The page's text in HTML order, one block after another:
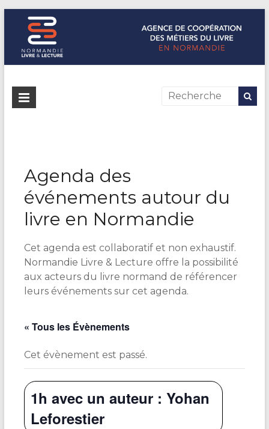
Normandie Livre & Lecture
L'agence de coopération des métiers du livre en Normandie
Agenda des
événements autour du
livre en Normandie
Cet agenda est collaboratif et non exhaustif.
Normandie Livre & Lecture offre la possibilité
aux acteurs du livre normand de référencer
leurs événements sur cet agenda.
« Tous les Évènements
Cet évènement est passé.
1h avec un auteur : Yohan
Leforestier